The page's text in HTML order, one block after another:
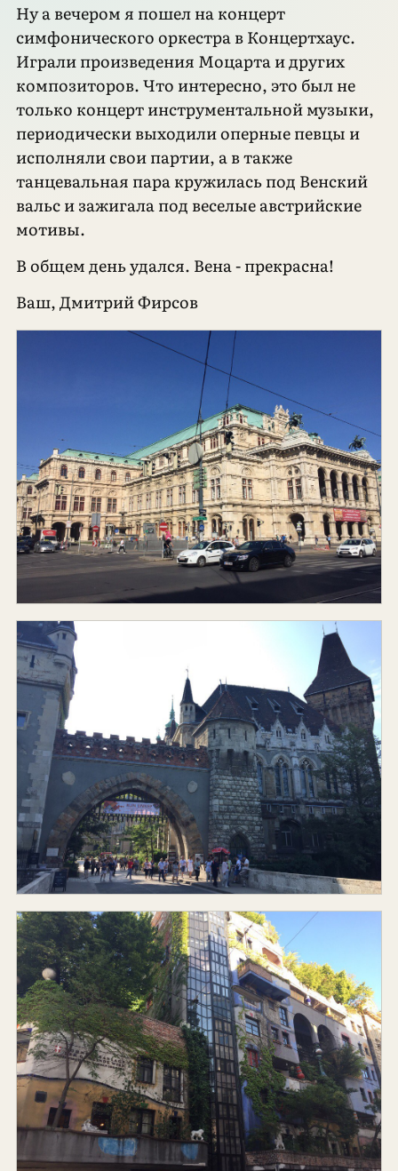
Ну а вечером я пошел на концерт
симфонического оркестра в Концертхаус.
Играли произведения Моцарта и других
композиторов. Что интересно, это был не
только концерт инструментальной музыки,
периодически выходили оперные певцы и
исполняли свои партии, а в также
танцевальная пара кружилась под Венский
вальс и зажигала под веселые австрийские
мотивы.
В общем день удался. Вена - прекрасна!
Ваш, Дмитрий Фирсов